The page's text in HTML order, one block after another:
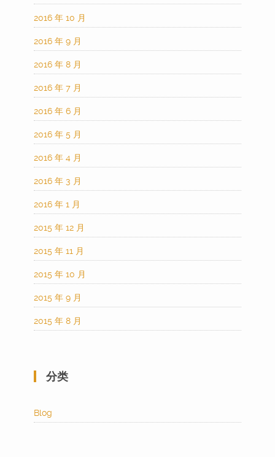
2016 年 10 月
2016 年 9 月
2016 年 8 月
2016 年 7 月
2016 年 6 月
2016 年 5 月
2016 年 4 月
2016 年 3 月
2016 年 1 月
2015 年 12 月
2015 年 11 月
2015 年 10 月
2015 年 9 月
2015 年 8 月
分类
Blog